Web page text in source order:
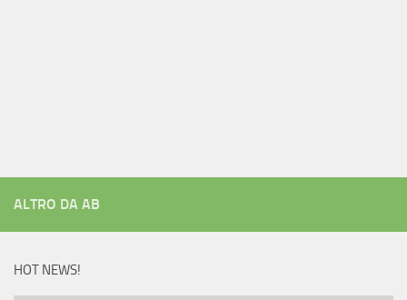
ALTRO DA AB
HOT NEWS!